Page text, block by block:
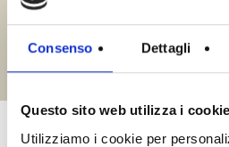
Consenso Dettagli
Questo sito web utilizza i cookie
Utilizziamo i cookie per
ANDREA